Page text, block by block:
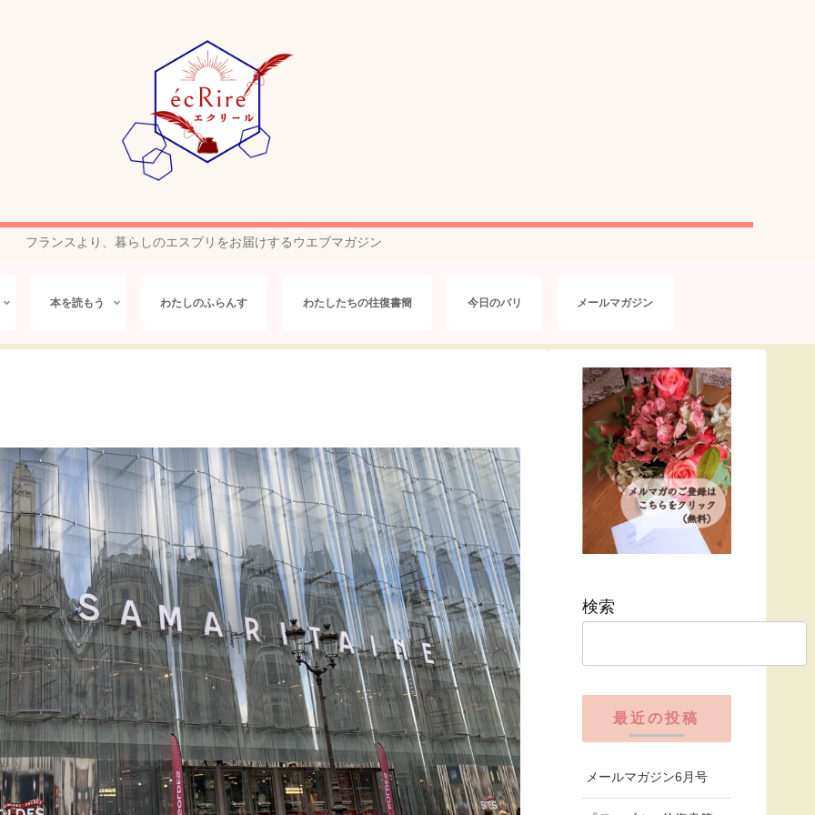
フランスより、暮らしのエスプリをお届けするウエブマガジン
本を読もう わたしのふらんす わたしたちの往復書簡 今日のパリ メールマガジン
検索
最近の投稿
メールマガジン6月号